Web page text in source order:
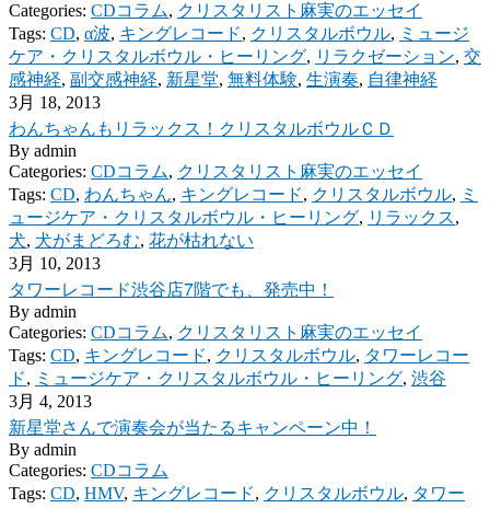
Categories: CDコラム, クリスタリスト麻実のエッセイ
Tags: CD, α波, キングレコード, クリスタルボウル, ミュージ
ケア・クリスタルボウル・ヒーリング, リラクゼーション, 交
感神経, 副交感神経, 新星堂, 無料体験, 生演奏, 自律神経
3月 18, 2013
わんちゃんもリラックス！クリスタルボウルＣＤ
By admin
Categories: CDコラム, クリスタリスト麻実のエッセイ
Tags: CD, わんちゃん, キングレコード, クリスタルボウル, ミ
ュージケア・クリスタルボウル・ヒーリング, リラックス,
犬, 犬がまどろむ, 花が枯れない
3月 10, 2013
タワーレコード渋谷店7階でも、発売中！
By admin
Categories: CDコラム, クリスタリスト麻実のエッセイ
Tags: CD, キングレコード, クリスタルボウル, タワーレコー
ド, ミュージケア・クリスタルボウル・ヒーリング, 渋谷
3月 4, 2013
新星堂さんで演奏会が当たるキャンペーン中！
By admin
Categories: CDコラム
Tags: CD, HMV, キングレコード, クリスタルボウル, タワー